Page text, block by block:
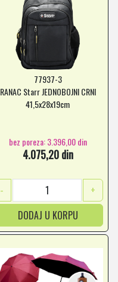
77937-3
RANAC Starr JEDNOBOJNI CRNI
41,5x28x19cm
bez poreza: 3.396,00 din
4.075,20 din
-
+
DODAJ U KORPU